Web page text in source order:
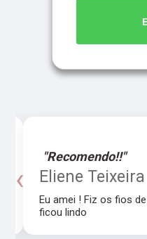
"Recomendo!!"
Eliene Teixeira
Eu amei ! Fiz os fios
ficou lindo
‹